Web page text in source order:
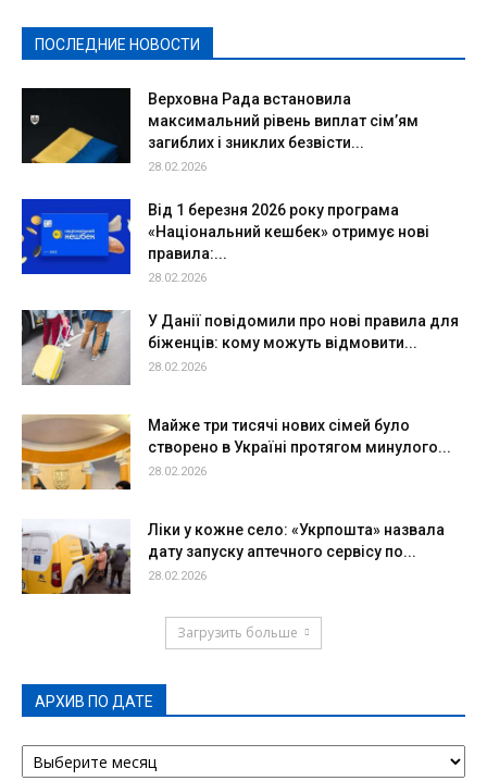
ПОСЛЕДНИЕ НОВОСТИ
Верховна Рада встановила
максимальний рівень виплат сім’ям
загиблих і зниклих безвісти...
28.02.2026
Від 1 березня 2026 року програма
«Національний кешбек» отримує нові
правила:...
28.02.2026
У Данії повідомили про нові правила для
біженців: кому можуть відмовити...
28.02.2026
Майже три тисячі нових сімей було
створено в Україні протягом минулого...
28.02.2026
Ліки у кожне село: «Укрпошта» назвала
дату запуску аптечного сервісу по...
28.02.2026
Загрузить больше
АРХИВ ПО ДАТЕ
АРХИВ
ПО